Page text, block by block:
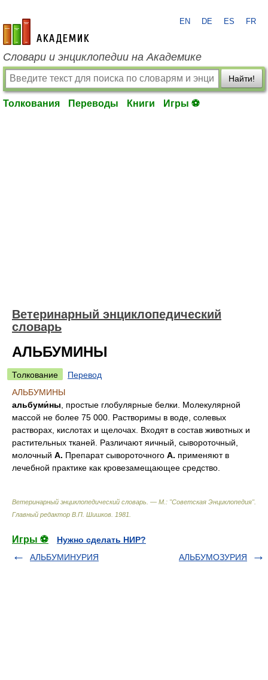
academic.ru
EN DE ES FR
Словари и энциклопедии на Академике
Найти!
Толкования Переводы Книги Игры ⚽
Ветеринарный энциклопедический
словарь
АЛЬБУМИНЫ
Толкование
Перевод
АЛЬБУМИНЫ
альбуми́ны , простые глобулярные белки. Молекулярной
массой не более 75 000. Растворимы в воде, солевых
растворах, кислотах и щелочах. Входят в состав животных и
растительных тканей. Различают яичный, сывороточный,
молочный А. Препарат сывороточного А. применяют в
лечебной практике как кровезамещающее средство.
Ветеринарный энциклопедический словарь. — М.: "Советская Энциклопедия".
Главный редактор В.П. Шишков 1981
Игры ⚽
Нужно сделать НИР?
АЛЬБУМИНУРИЯ
АЛЬБУМОЗУРИЯ